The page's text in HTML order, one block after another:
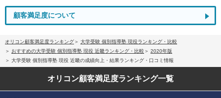
顧客満足度について
オリコン顧客満足度ランキング
大学受験 個別指導塾 現役ランキング・比較
おすすめの大学受験 個別指導塾 現役 近畿ランキング・比較
2020年版
大学受験 個別指導塾 現役 近畿の成績向上・結果ランキング・口コミ情報
オリコン顧客満足度ランキング一覧